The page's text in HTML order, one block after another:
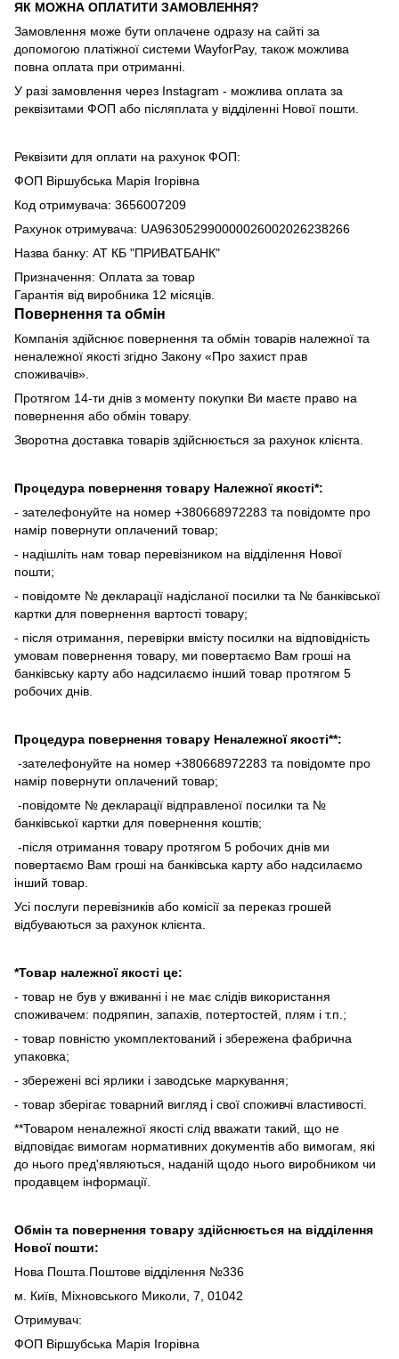
ЯК МОЖНА ОПЛАТИТИ ЗАМОВЛЕННЯ?
Замовлення може бути оплачене одразу на сайті за
допомогою платіжної системи WayforPay, також можлива
повна оплата при отриманні.
У разі замовлення через Instagram - можлива оплата за
реквізитами ФОП або післяплата у відділенні Нової пошти.
Реквізити для оплати на рахунок ФОП:
ФОП Віршубська Марія Ігорівна
Код отримувача: 3656007209
Рахунок отримувача: UA963052990000026002026238266
Назва банку: АТ КБ "ПРИВАТБАНК"
Призначення: Оплата за товар
Гарантія від виробника 12 місяців.
Повернення та обмін
Компанія здійснює повернення та обмін товарів належної та
неналежної якості згідно Закону «Про захист прав
споживачів».
Протягом 14-ти днів з моменту покупки Ви маєте право на
повернення або обмін товару.
Зворотна доставка товарів здійснюється за рахунок клієнта.
Процедура повернення товару Належної якості*:
- зателефонуйте на номер +380668972283 та повідомте про
намір повернути оплачений товар;
- надішліть нам товар перевізником на відділення Нової
пошти;
- повідомте № декларації надісланої посилки та № банківської
картки для повернення вартості товару;
- після отримання, перевірки вмісту посилки на відповідність
умовам повернення товару, ми повертаємо Вам гроші на
банківську карту або надсилаємо інший товар протягом 5
робочих днів.
Процедура повернення товару Неналежної якості**:
-зателефонуйте на номер +380668972283 та повідомте про
намір повернути оплачений товар;
-повідомте № декларації відправленої посилки та №
банківської картки для повернення коштів;
-після отримання товару протягом 5 робочих днів ми
повертаємо Вам гроші на банківська карту або надсилаємо
інший товар.
Усі послуги перевізників або комісії за переказ грошей
відбуваються за рахунок клієнта.
*Товар належної якості це:
- товар не був у вживанні і не має слідів використання
споживачем: подряпин, запахів, потертостей, плям і т.п.;
- товар повністю укомплектований і збережена фабрична
упаковка;
- збережені всі ярлики і заводське маркування;
- товар зберігає товарний вигляд і свої споживчі властивості.
**Товаром неналежної якості слід вважати такий, що не
відповідає вимогам нормативних документів або вимогам, які
до нього пред'являються, наданій щодо нього виробником чи
продавцем інформації.
Обмін та повернення товару здійснюється на відділення
Нової пошти:
Нова Пошта.Поштове відділення №336
м. Київ, Міхновського Миколи, 7, 01042
Отримувач:
ФОП Віршубська Марія Ігорівна